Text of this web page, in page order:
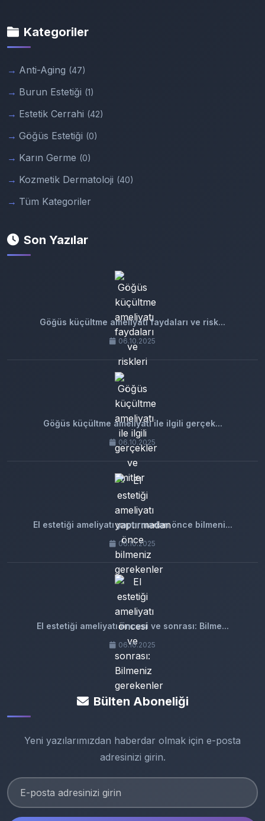
Kategoriler
Anti-Aging (47)
Burun Estetiği (1)
Estetik Cerrahi (42)
Göğüs Estetiği (0)
Karın Germe (0)
Kozmetik Dermatoloji (40)
Tüm Kategoriler
Son Yazılar
Göğüs küçültme ameliyatı faydaları ve risk...
06.10.2025
Göğüs küçültme ameliyatı ile ilgili gerçek...
06.10.2025
El estetiği ameliyatı yaptırmadan önce bilmeni...
06.10.2025
El estetiği ameliyatı öncesi ve sonrası: Bilme...
06.10.2025
Bülten Aboneliği
Yeni yazılarımızdan haberdar olmak için e-posta
adresinizi girin.